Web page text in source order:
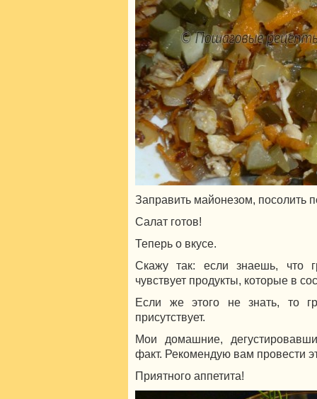
Заправить майонезом, посолить
Салат готов!
Теперь о вкусе.
Скажу так: если знаешь, что
чувствует продукты, которые в
Если же этого не знать, то
присутствует.
Мои домашние,
факт. Рекомендую вам провести
Приятного аппетита!